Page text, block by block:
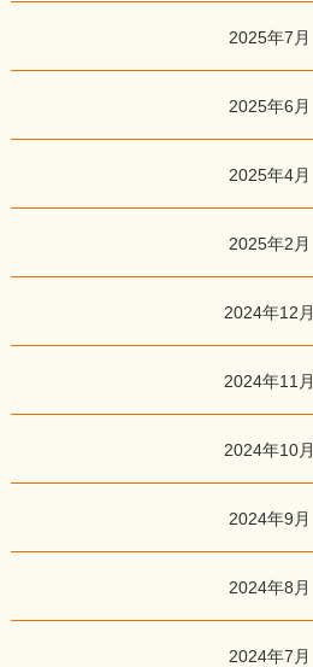
2025年7月
2025年6月
2025年4月
2025年2月
2024年12月
2024年11月
2024年10月
2024年9月
2024年8月
2024年7月